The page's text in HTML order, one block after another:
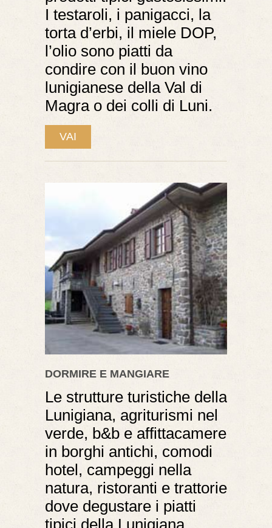
I testaroli, i panigacci, la
torta d’erbi, il miele DOP,
l’olio sono piatti da
condire con il buon vino
lunigianese della Val di
Magra o dei colli di Luni.
VAI
DORMIRE E MANGIARE
Le strutture turistiche della
Lunigiana, agriturismi nel
verde, b&b e affittacamere
in borghi antichi, comodi
hotel, campeggi nella
natura, ristoranti e trattorie
dove degustare i piatti